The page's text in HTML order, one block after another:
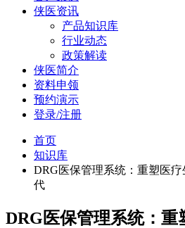
侠医资讯
产品知识库
行业动态
政策解读
侠医简介
资料申领
预约演示
登录/注册
首页
知识库
DRG医保管理系统：重塑医
代
DRG医保管理系统：重